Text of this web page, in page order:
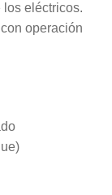
los eléctricos.
operación